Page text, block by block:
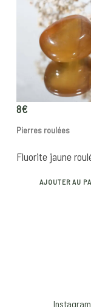
8€
Pierres roulées
Fluorite jaune
AJOUTER AU